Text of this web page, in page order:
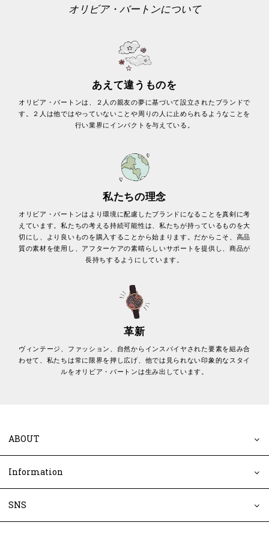
オリビア・バートンについて
あえて違うものを
オリビア・バートンは、２人の親友の夢に基づいて設立されたブランドで
す。２人は他ではやっていないことや周りの人に止められるようなことを
行い業界にインパクトを与えている。
私たちの理念
オリビア・バートンはより環境に配慮したブランドになることを真剣に考
えています。私たちの考える持続可能性は、私たちが持っているものを大
切にし、より良いものを購入することから始まります。だからこそ、高品
質の素材を使用し、アフターケアの素晴らしいサポートを提供し、商品が
長持ちするようにしています。
革新
ヴィンテージ、ファッション、自然からインスパイヤされた要素を組み合
わせて、私たちは常に限界を押し広げ、他では見られない印象的なスタイ
ルをオリビア・バートンは生み出しています。
ABOUT
Information
SNS